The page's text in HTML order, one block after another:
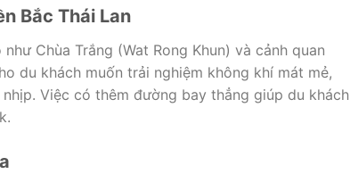
Bắc Thái Lan
Chùa Trắng (Wat Rong Khun) và cảnh quan
du khách muốn trải nghiệm không khí mát mẻ,
Việc có thêm đường bay thẳng giúp du khách